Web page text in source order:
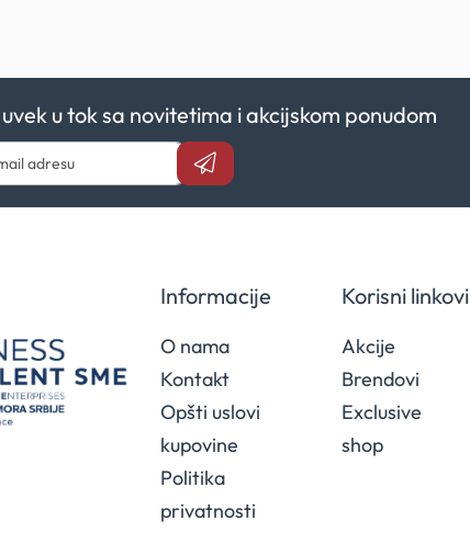
u tok sa novitetima i akcijskom ponudom
Informacije
O nama
Kontakt
Opšti uslovi
kupovine
Politika
privatnosti
Korisni linkovi
Akcije
Brendovi
Exclusive
shop